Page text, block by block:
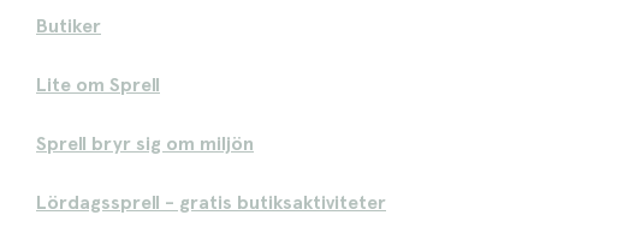
Butiker
Lite om Sprell
Sprell bryr sig om miljön
Lördagssprell - gratis butiksaktiviteter